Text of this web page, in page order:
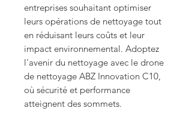
entreprises souhaitant optimiser
leurs opérations de nettoyage tout
en réduisant leurs coûts et leur
impact environnemental. Adoptez
l'avenir du nettoyage avec le drone
de nettoyage ABZ Innovation C10,
où sécurité et performance
atteignent des sommets.